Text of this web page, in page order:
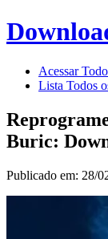
Acessar
Lista Todos
Buric:
Publicado em: 28/